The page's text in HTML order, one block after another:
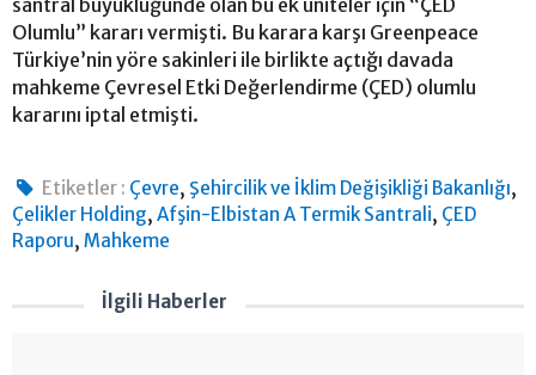
santral büyüklüğünde olan bu ek üniteler için “ÇED
Olumlu” kararı vermişti. Bu karara karşı Greenpeace
Türkiye’nin yöre sakinleri ile birlikte açtığı davada
mahkeme Çevresel Etki Değerlendirme (ÇED) olumlu
kararını iptal etmişti.
Etiketler : Çevre, Şehircilik ve İklim Değişikliği Bakanlığı,
Çelikler Holding, Afşin-Elbistan A Termik Santrali, ÇED
Raporu, Mahkeme
İlgili Haberler